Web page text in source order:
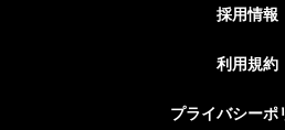
採用情報
利用規約
プライバシーポ